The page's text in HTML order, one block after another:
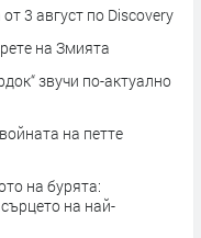
3 август по Discovery
на Змията
звучи по-актуално
на петте
на бурята:
на най-